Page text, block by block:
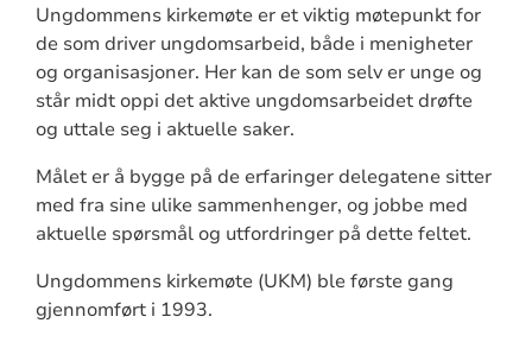
Ungdommens kirkemøte er et viktig møtepunkt for
de som driver ungdomsarbeid, både i menigheter
og organisasjoner. Her kan de som selv er unge og
står midt oppi det aktive ungdomsarbeidet drøfte
og uttale seg i aktuelle saker.
Målet er å bygge på de erfaringer delegatene sitter
med fra sine ulike sammenhenger, og jobbe med
aktuelle spørsmål og utfordringer på dette feltet.
Ungdommens kirkemøte (UKM) ble første gang
gjennomført i 1993.